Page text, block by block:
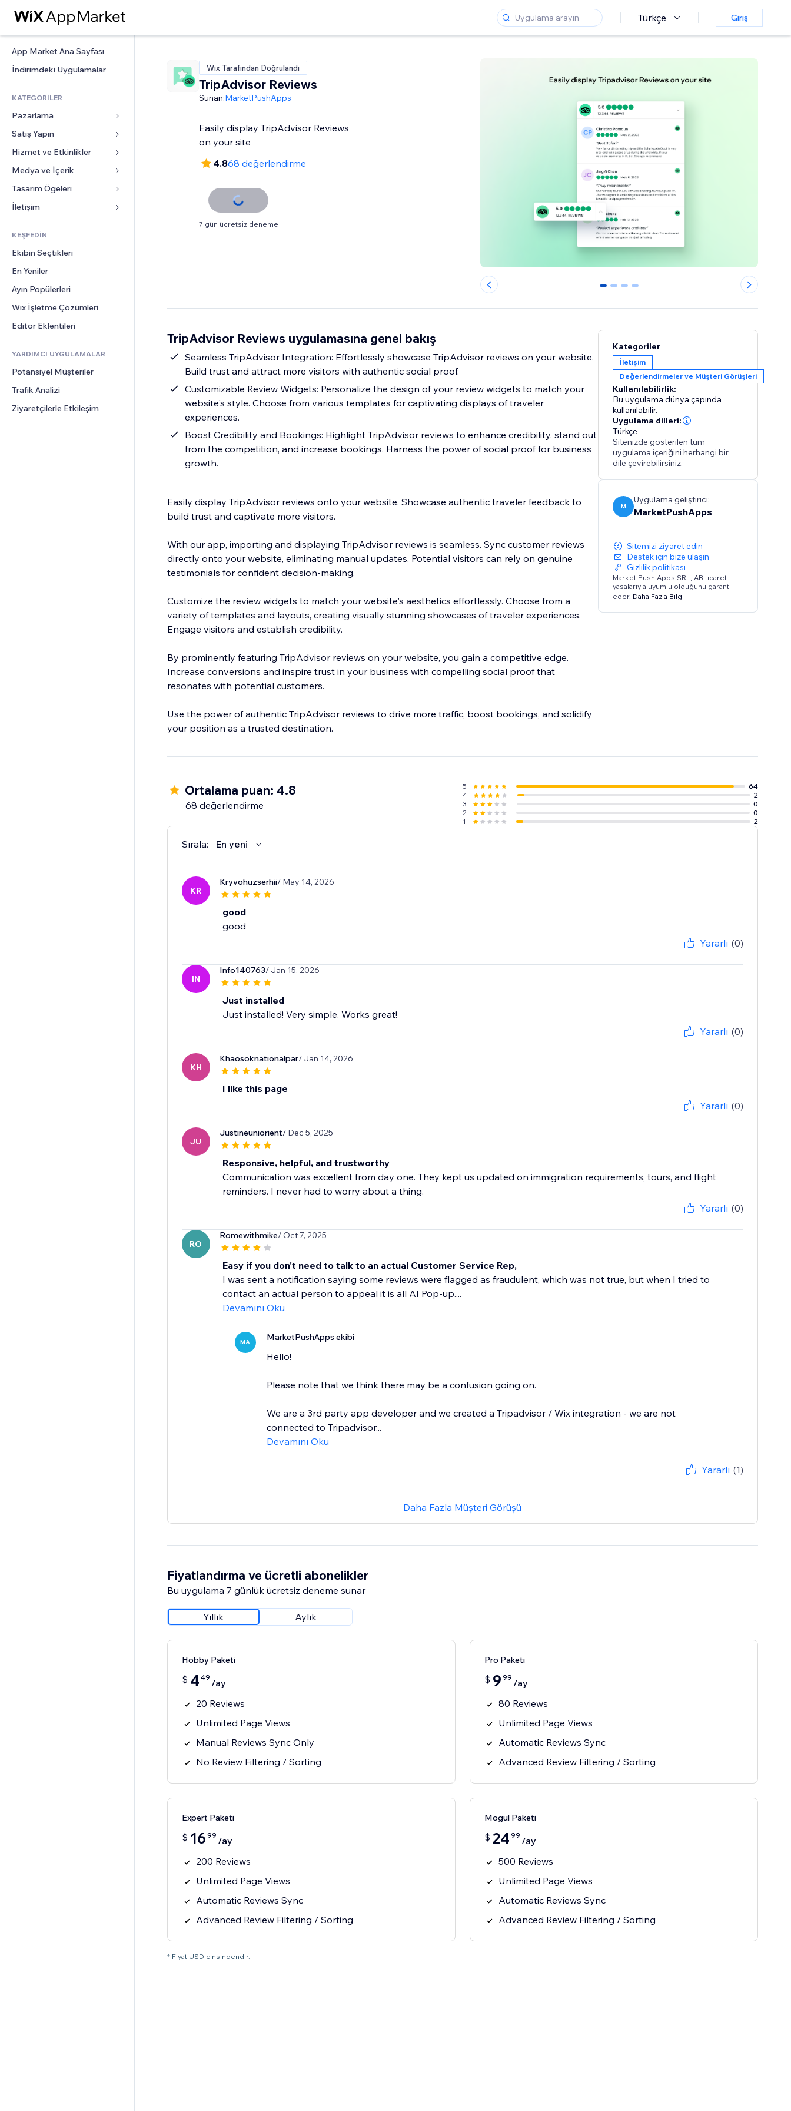
Türkçe Giriş
App Market Ana Sayfası
İndirimdeki Uygulamalar
KATEGORİLER
Pazarlama
Reklamlar
Mobil
Site Analizleri
Sosyal Ağ
Site Listeleri
E-posta
Satış Yapın
Mağazalar için uygulamalar
Gönderim ve Teslimat
Satış Düğmeleri
Muhasebe
Kuponlar ve Müşteri Sadakati
Depolama Çözümleri
Hizmet ve Etkinlikler
Oteller
Etkinlikler
Restoranlar
Emlak
Randevular
Medya ve İçerik
Galeri
Müzik
Podcast
Fotoğrafçılık
Video
PDF
Dosya Paylaşımı
Haberler
Tasarım Ögeleri
Haritalar ve Navigasyon
Gizlilik ve Güvenlik
Saat
Sayfa Şablonları
Görüntü Efektleri
Düğmeler ve Menüler
Afişler ve Rozetler
Hesap Makineleri
Arama
Hava Durumu
Grafik ve Tablolar
Formlar
Blog
Anketler
Sohbet
Yorumlar
Telefon
Topluluk
Değerlendirmeler ve Müşteri
KEŞFEDİN
Ekibin Seçtikleri
En Yeniler
Ayın Popülerleri
Wix İşletme Çözümleri
Editör Eklentileri
YARDIMCI UYGULAMALAR
Potansiyel Müşteriler
Trafik Analizi
Ziyaretçilerle Etkileşim
Wix Tarafından Doğrulandı
TripAdvisor Reviews
Sunan:MarketPushApps
Easily display TripAdvisor Reviews
on your site
4.868 değerlendirme
7 gün ücretsiz deneme
0 1 2 3
TripAdvisor Reviews uygulamasına genel bakış
Seamless TripAdvisor Integration: Effortlessly showcase TripAdvisor reviews on your website.
Build trust and attract more visitors with authentic social proof.
Customizable Review Widgets: Personalize the design of your review widgets to match your
website's style. Choose from various templates for captivating displays of traveler
experiences.
Boost Credibility and Bookings: Highlight TripAdvisor reviews to enhance credibility, stand out
from the competition, and increase bookings. Harness the power of social proof for business
growth.
Easily display TripAdvisor reviews onto your website. Showcase authentic traveler feedback to
build trust and captivate more visitors.
With our app, importing and displaying TripAdvisor reviews is seamless. Sync customer reviews
directly onto your website, eliminating manual updates. Potential visitors can rely on genuine
testimonials for confident decision-making.
Customize the review widgets to match your website's aesthetics effortlessly. Choose from a
variety of templates and layouts, creating visually stunning showcases of traveler experiences.
Engage visitors and establish credibility.
By prominently featuring TripAdvisor reviews on your website, you gain a competitive edge.
Increase conversions and inspire trust in your business with compelling social proof that
resonates with potential customers.
Use the power of authentic TripAdvisor reviews to drive more traffic, boost bookings, and solidify
your position as a trusted destination.
Kategoriler
İletişim
Değerlendirmeler ve Müşteri Görüşleri
Kullanılabilirlik:
Bu uygulama dünya çapında
kullanılabilir.
Uygulama dilleri:
Türkçe
Sitenizde gösterilen tüm
uygulama içeriğini herhangi bir
dile çevirebilirsiniz.
M
Uygulama geliştirici:
MarketPushApps
Sitemizi ziyaret edin
Destek için bize ulaşın
Gizlilik politikası
Market Push Apps SRL, AB ticaret
yasalarıyla uyumlu olduğunu garanti
eder. Daha Fazla Bilgi
Ortalama puan: 4.8
68 değerlendirme
5
64
4
2
3
0
2
0
1
2
Sırala: En yeni
KR
Kryvohuzserhii/ May 14, 2026
good
good
Yararlı (0)
IN
Info140763/ Jan 15, 2026
Just installed
Just installed! Very simple. Works great!
Yararlı (0)
KH
Khaosoknationalpar/ Jan 14, 2026
I like this page
Yararlı (0)
JU
Justineuniorient/ Dec 5, 2025
Responsive, helpful, and trustworthy
Communication was excellent from day one. They kept us updated on immigration requirements, tours, and flight
reminders. I never had to worry about a thing.
Yararlı (0)
RO
Romewithmike/ Oct 7, 2025
Easy if you don't need to talk to an actual Customer Service Rep,
I was sent a notification saying some reviews were flagged as fraudulent, which was not true, but when I tried to
contact an actual person to appeal it is all AI Pop-up....
Devamını Oku
MA MarketPushApps ekibi
Hello!
Please note that we think there may be a confusion going on.
We are a 3rd party app developer and we created a Tripadvisor / Wix integration - we are not
connected to Tripadvisor...
Devamını Oku
Yararlı (1)
Daha Fazla Müşteri Görüşü
Fiyatlandırma ve ücretli abonelikler
Bu uygulama 7 günlük ücretsiz deneme sunar
Yıllık Aylık
Hobby Paketi
$ 4 49 /ay
20 Reviews
Unlimited Page Views
Manual Reviews Sync Only
No Review Filtering / Sorting
Pro Paketi
$ 9 99 /ay
80 Reviews
Unlimited Page Views
Automatic Reviews Sync
Advanced Review Filtering / Sorting
Expert Paketi
$ 16 99 /ay
200 Reviews
Unlimited Page Views
Automatic Reviews Sync
Advanced Review Filtering / Sorting
Mogul Paketi
$ 24 99 /ay
500 Reviews
Unlimited Page Views
Automatic Reviews Sync
Advanced Review Filtering / Sorting
* Fiyat USD cinsindendir.